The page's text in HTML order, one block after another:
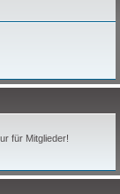
für Mitglieder!